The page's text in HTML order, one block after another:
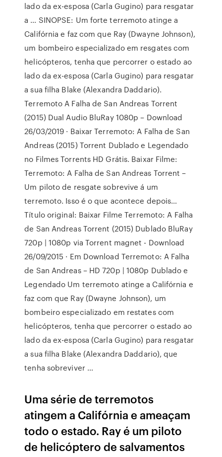
lado da ex-esposa (Carla Gugino) para resgatar
a … SINOPSE: Um forte terremoto atinge a
Califórnia e faz com que Ray (Dwayne Johnson),
um bombeiro especializado em resgates com
helicópteros, tenha que percorrer o estado ao
lado da ex-esposa (Carla Gugino) para resgatar
a sua filha Blake (Alexandra Daddario).
Terremoto A Falha de San Andreas Torrent
(2015) Dual Audio BluRay 1080p – Download
26/03/2019 · Baixar Terremoto: A Falha de San
Andreas (2015) Torrent Dublado e Legendado
no Filmes Torrents HD Grátis. Baixar Filme:
Terremoto: A Falha de San Andreas Torrent –
Um piloto de resgate sobrevive á um
terremoto. Isso é o que acontece depois…
Título original: Baixar Filme Terremoto: A Falha
de San Andreas Torrent (2015) Dublado BluRay
720p | 1080p via Torrent magnet - Download
26/09/2015 · Em Download Terremoto: A Falha
de San Andreas – HD 720p | 1080p Dublado e
Legendado Um terremoto atinge a Califórnia e
faz com que Ray (Dwayne Johnson), um
bombeiro especializado em restates com
helicópteros, tenha que percorrer o estado ao
lado da ex-esposa (Carla Gugino) para resgatar
a sua filha Blake (Alexandra Daddario), que
tenha sobreviver …
Uma série de terremotos
atingem a Califórnia e ameaçam
todo o estado. Ray é um piloto
de helicóptero de salvamentos